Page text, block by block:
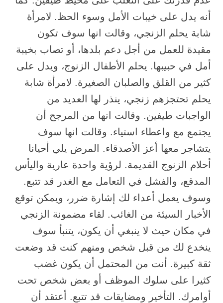
أنه يدل على خيبات الأمل وسوء الحظ. لامرأة
شابة يحلم الزنجي، وقالت انها سوف تكون
مقيدة للعمل من أجل دعم بلدها، أو تصاب بخيبة
أمل في حبيبها. يحلم الأطفال الزنوج، ويدل على
كثير من القلق والصلبان الصغيرة. لامرأة شابة
يحلم تحتجزهم زنجي، ينذر لها العديد من
الواجبات طيفين. وقالت انها من المرجح أن
يجتمع مع واعطاء استياء. وقالت انها سوف
يتشاجر معها أعز الأصدقاء. المرض يلي أحيانا
أحلام الزنوج القديمة. لرؤية واحدة عارية واليأس
المدقع، والفشل في التعامل مع الغدر قد تتبع.
وسوف يعمل أعداء لك إشارة ضرر، ويمكن توقع
الأخبار السيئة من الغائب. لقاء مضمونة الزنجي
في مكان حيث لا ينبغي أن يكون، يتنبأ سوف
ينخدع لك من قبل شخص ومنهم كنت قد وضعت
ثقة كبيرة. أنت من المحتمل أن يكون غضب
كثيرا على سلوك الموظف أو بعض شخص تحت
أوامرك. التأخير ومضايقات قد تتبع. أعتقد أن